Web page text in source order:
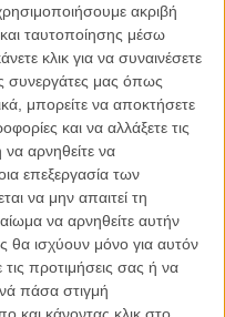
ακριβή
ταυτοποίησης μέσω
κλικ για να συναινέσετε
συνεργάτες μας όπως
μπορείτε να αποκτήσετε
και να αλλάξετε τις
να αρνηθείτε να
επεξεργασία των
να μην απαιτεί τη
να αρνηθείτε αυτήν
θα ισχύουν μόνο για αυτόν
προτιμήσεις σας ή να
πάσα στιγμή
σκοτάδι στο «Crimson
posters του
Τόρο
Τζέσικα Τσαστέιν
του «Crimson Peak»